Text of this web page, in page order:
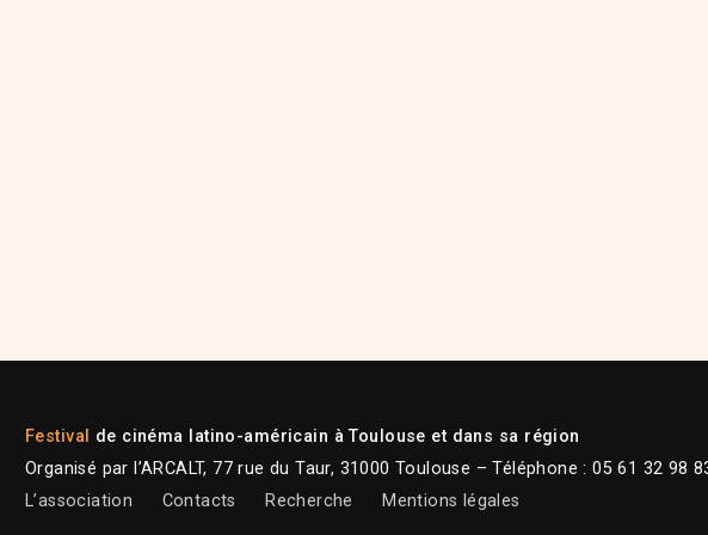
Festival de cinéma latino-américain à Toulouse et dans sa région
Organisé par l’ARCALT, 77 rue du Taur, 31000 Toulouse – Téléphone : 05 61 32 98
L’association
Contacts Recherche Mentions légales